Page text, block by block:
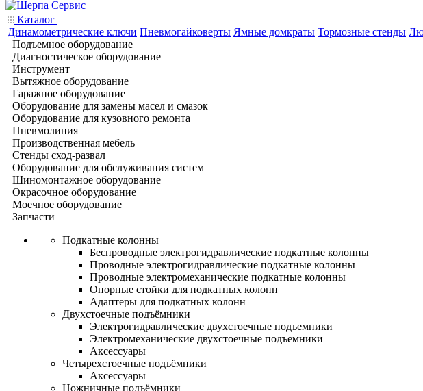
Каталог
Динамометрические ключи Пневмогайковерты Ямные домкраты Тормозные стенды
Подъемное оборудование
Диагностическое оборудование
Инструмент
Вытяжное оборудование
Гаражное оборудование
Оборудование для замены масел и смазок
Оборудование для кузовного ремонта
Пневмолиния
Производственная мебель
Стенды сход-развал
Оборудование для обслуживания систем
Шиномонтажное оборудование
Окрасочное оборудование
Моечное оборудование
Запчасти
Подкатные колонны
Беспроводные электрогидравлические подкатные колонны
Проводные электрогидравлические подкатные колонны
Проводные электромеханические подкатные колонны
Опорные стойки для подкатных колонн
Адаптеры для подкатных колонн
Двухстоечные подъёмники
Электрогидравлические двухстоечные подъемники
Электромеханические двухстоечные подъемники
Аксессуары
Четырехстоечные подъёмники
Аксессуары
Ножничные подъёмники